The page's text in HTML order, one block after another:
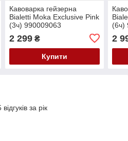
Кавоварка гейзерна
Bialetti Moka Exclusive Pink
(3ч) 990009063
2 299₴
Купити
(6ч)
2
за рік